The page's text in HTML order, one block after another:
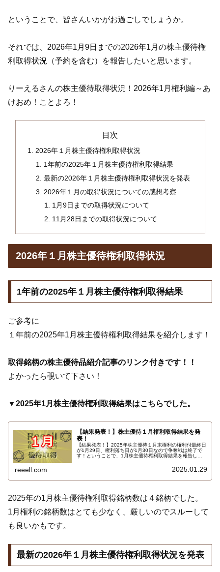
ということで、皆さんいかがお過ごしでしょうか。
それでは、2026年1月9日までの2026年1月の株主優待権
利取得状況（予約を含む）を報告したいと思います。
りーえるさんの株主優待取得状況！2026年1月権利編～あ
けおめ！ことよろ！
目次
2026年１月株主優待権利取得状況
1年前の2025年１月株主優待権利取得結果
最新の2026年１月株主優待権利取得状況を発表
2026年１月の取得状況についての感想考察
1月9日までの取得状況について
11月28日までの取得状況について
2026年１月株主優待権利取得状況
1年前の2025年１月株主優待権利取得結果
ご参考に
１年前の2025年1月株主優待権利取得結果を紹介します！
取得銘柄の株主優待品紹介記事のリンク付きです！！
よかったら覗いて下さい！
▼2025年1月株主優待権利取得結果はこちらでした。
【結果発表！】株主優待１月権利取得結果を発
表！
【結果発表！】2025年株主優待１月末権利の権利付最終日
が1月29日、権利落ち日が1月30日なので争奪戦は終了で
す！ということで、1月株主優待権利取得結果を報告しま
reeell.com 2025.01.29
2025年の1月株主優待権利取得銘柄数は４銘柄でした。
1月権利の銘柄数はとても少なく、厳しいのでスルーして
も良いかもです。
最新の2026年１月株主優待権利取得状況を発表